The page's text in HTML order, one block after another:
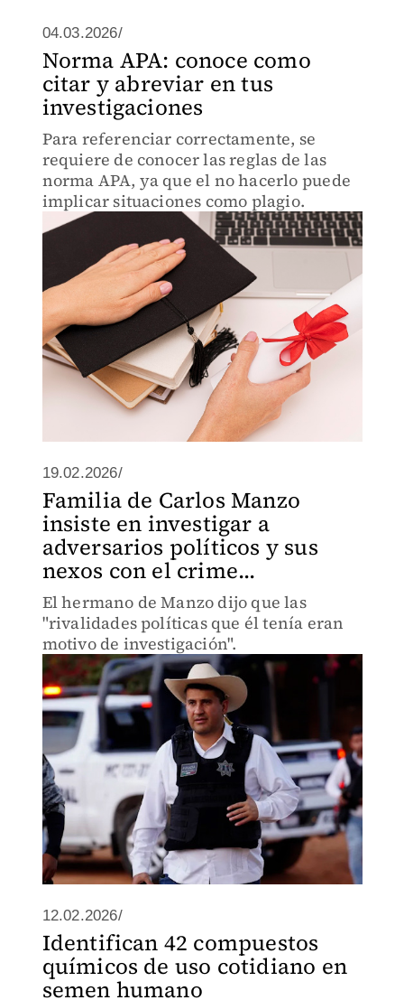
04.03.2026/
Norma APA: conoce como
citar y abreviar en tus
investigaciones
Para referenciar correctamente, se
requiere de conocer las reglas de las
norma APA, ya que el no hacerlo puede
implicar situaciones como plagio.
19.02.2026/
Familia de Carlos Manzo
insiste en investigar a
adversarios políticos y sus
nexos con el crime...
El hermano de Manzo dijo que las
"rivalidades políticas que él tenía eran
motivo de investigación".
12.02.2026/
Identifican 42 compuestos
químicos de uso cotidiano en
semen humano